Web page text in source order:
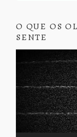
O QUE OS
SENTE
de
vídeo